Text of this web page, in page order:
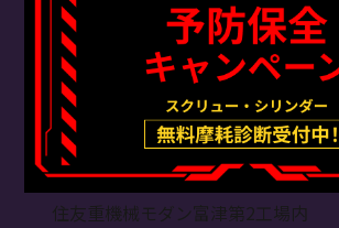
マルイ製作所 川崎工場
〒211-0024 神奈川県川崎市中原区
マルイ製作所 富津工場
〒293-0011 千葉県富津市新富93-1
住友重機械モダン富津第2工場内